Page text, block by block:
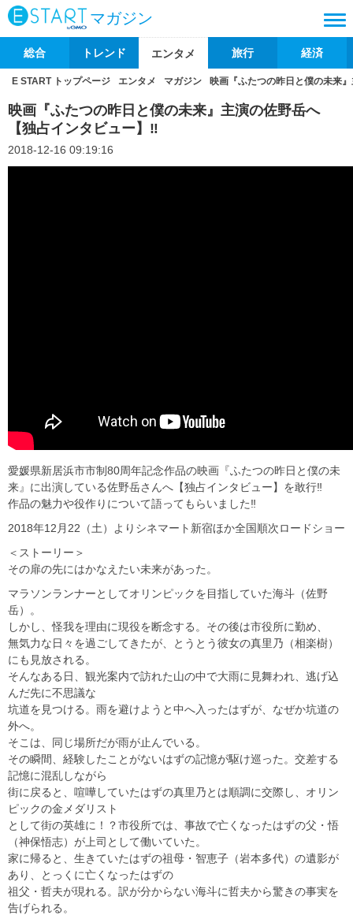
マガジン
総合 トレンド エンタメ 旅行 経済
E START トップページ エンタメ マガジン 映画『ふたつの昨日と僕の未来
映画『ふたつの昨日と僕の未来』主演の佐野岳へ
【独占インタビュー】‼
2018-12-16 09:19:16
愛媛県新居浜市市制80周年記念作品の映画『ふたつの昨日と僕の未
来』に出演している佐野岳さんへ【独占インタビュー】を敢行‼
作品の魅力や役作りについて語ってもらいました‼
2018年12月22（土）よりシネマート新宿ほか全国順次ロードショー
＜ストーリー＞
その扉の先にはかなえたい未来があった。
マラソンランナーとしてオリンピックを目指していた海斗（佐野
岳）。
しかし、怪我を理由に現役を断念する。その後は市役所に勤め、
無気力な日々を過ごしてきたが、とうとう彼女の真里乃（相楽樹）
にも見放される。
そんなある日、観光案内で訪れた山の中で大雨に見舞われ、逃げ込
んだ先に不思議な
坑道を見つける。雨を避けようと中へ入ったはずが、なぜか坑道の
外へ。
そこは、同じ場所だが雨が止んでいる。
その瞬間、経験したことがないはずの記憶が駆け巡った。交差する
記憶に混乱しながら
街に戻ると、喧嘩していたはずの真里乃とは順調に交際し、オリン
ピックの金メダリスト
として街の英雄に！？市役所では、事故で亡くなったはずの父・悟
（神保悟志）が上司として働いていた。
家に帰ると、生きていたはずの祖母・智恵子（岩本多代）の遺影が
あり、とっくに亡くなったはずの
祖父・哲夫が現れる。訳が分からない海斗に哲夫から驚きの事実を
告げられる。